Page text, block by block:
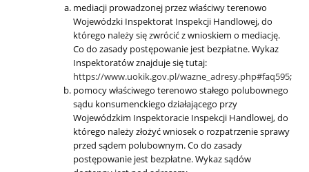
mediacji prowadzonej przez właściwy terenowo
Wojewódzki Inspektorat Inspekcji Handlowej, do
którego należy się zwrócić z wnioskiem o mediację.
Co do zasady postępowanie jest bezpłatne. Wykaz
Inspektoratów znajduje się tutaj:
https://www.uokik.gov.pl/wazne_adresy.php#faq595;
pomocy właściwego terenowo stałego polubownego
sądu konsumenckiego działającego przy
Wojewódzkim Inspektoracie Inspekcji Handlowej, do
którego należy złożyć wniosek o rozpatrzenie sprawy
przed sądem polubownym. Co do zasady
postępowanie jest bezpłatne. Wykaz sądów